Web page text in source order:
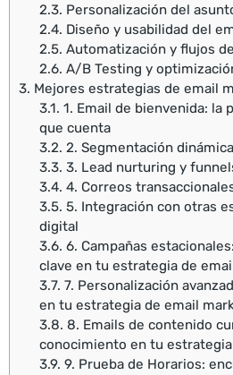
2.3. Personalización del
2.4. Diseño y usabilidad del
2.5. Automatización y flujos
2.6. A/B Testing y
3. Mejores estrategias de email
3.1. 1. Email de bienvenida: la
que cuenta
3.2. 2. Segmentación dinámica
3.3. 3. Lead nurturing y
3.4. 4. Correos
3.5. 5. Integración con otras
digital
3.6. 6. Campañas
clave en tu estrategia de
3.7. 7. Personalización
en tu estrategia de email
3.8. 8. Emails de contenido
conocimiento en tu
3.9. 9. Prueba de Horarios: